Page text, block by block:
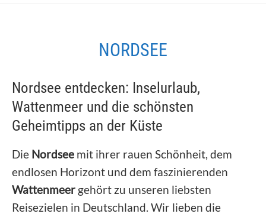
NORDSEE
Nordsee entdecken: Inselurlaub,
Wattenmeer und die schönsten
Geheimtipps an der Küste
Die Nordsee mit ihrer rauen Schönheit, dem
endlosen Horizont und dem faszinierenden
Wattenmeer gehört zu unseren liebsten
Reisezielen in Deutschland. Wir lieben die